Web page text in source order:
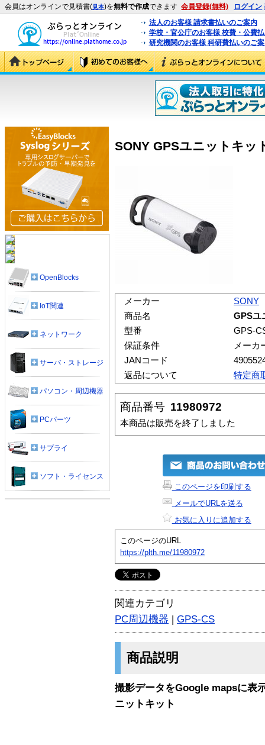
会員はオンラインで見積書(見本)を無料で作成できます 会員登録(無料) ログイン
法人のお客様 請求書払いのご案内
学校・官公庁のお客様 校費・公費
研究機関のお客様 科研費払いのご
SONY GPSユニットキッ
メーカー
SONY
商品名
GPSユ
型番
GPS-
保証条件
メーカ
JANコード
返品について
特定商
商品番号 11980972
本商品は販売を終了しました
このページを印刷する
メールでURLを送る
お気に入りに追加する
このページのURL
https://plth.me/11980972
関連カテゴリ
PC周辺機器 | GPS-CS
商品説明
撮影データをGoogle mapsに表
ニットキット
OpenBlocks
IoT関連
ネットワーク
サーバ・ストレージ
パソコン・周辺機器
PCパーツ
サプライ
ソフト・ライセンス